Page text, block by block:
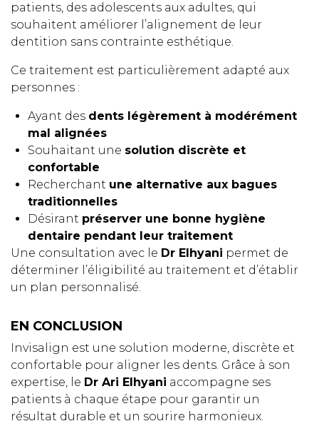
patients, des adolescents aux adultes, qui
souhaitent améliorer l’alignement de leur
dentition sans contrainte esthétique.
Ce traitement est particulièrement adapté aux
personnes :
Ayant des dents légèrement à modérément
mal alignées
Souhaitant une solution discrète et
confortable
Recherchant une alternative aux bagues
traditionnelles
Désirant préserver une bonne hygiène
dentaire pendant leur traitement
Une consultation avec le Dr Elhyani permet de
déterminer l’éligibilité au traitement et d’établir
un plan personnalisé.
EN CONCLUSION
Invisalign est une solution moderne, discrète et
confortable pour aligner les dents. Grâce à son
expertise, le Dr Ari Elhyani accompagne ses
patients à chaque étape pour garantir un
résultat durable et un sourire harmonieux.